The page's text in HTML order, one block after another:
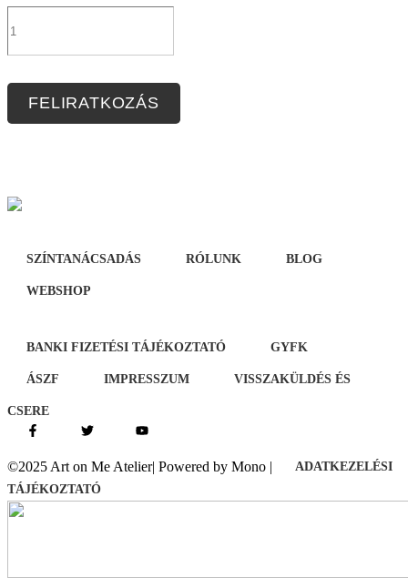
FELIRATKOZÁS
SZÍNTANÁCSADÁS RÓLUNK BLOG
WEBSHOP
BANKI FIZETÉSI TÁJÉKOZTATÓ GYFK
ÁSZF IMPRESSZUM VISSZAKÜLDÉS ÉS
CSERE
©2025 Art on Me Atelier| Powered by Mono |
ADATKEZELÉSI
TÁJÉKOZTATÓ